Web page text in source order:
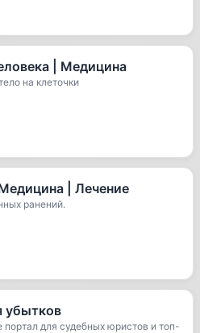
| Медицина
на клеточки
| Лечение
ранений.
убытков
портал для судебных юристов и топ-